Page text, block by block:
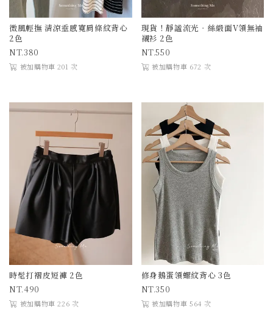
微風輕撫 清涼垂感寬肩條紋背心
2色
380
被加購物車 201 次
現貨！靜謐流光．絲緞面V領無袖
襯衫 2色
550
被加購物車 672 次
時髦打褶皮短褲 2色
490
被加購物車 226 次
修身鵝蛋領螺紋背心 3色
350
被加購物車 564 次